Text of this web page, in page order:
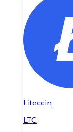
Litecoin
LTC